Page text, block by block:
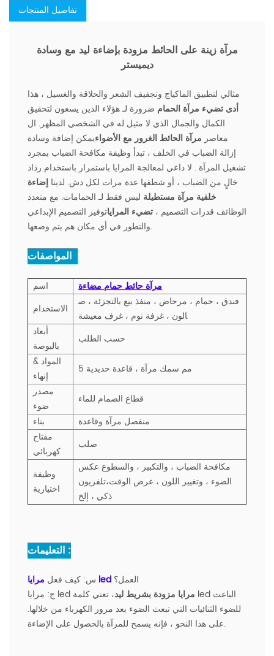
تفاصيل المنتجات
مرآة زينة على الحائط مزودة بإضاءة ليد مع وسادة
ديميستر
مثالي لتطبيق الماكياج وتجفيف الشعر والحلاقة والغسيل ، هذا
أدى تضيء مرآة الحمام ضرورة لـ هؤلاء الذين يسعون لتحقيق
الكمال والجمال الذي لا مثيل له في الشخصي المظهر. ال
معاصر مرآة الحائط الغرور مع الأضواءيمكن إضافة وسادة
إزالة الضباب في الخلف ، تبدأ وظيفة مكافحة الضباب بمجرد
تشغيل المرآة . لا داعي لمعالجة المرايا باستمرار باستخدام رذاذ
خالٍ من الضباب ، أو شطفها عدة مرات لكل دش. لدينا إضاءة
خلفية مرآة مستطيلة ليس فقط لـ الحمامات. مع متعدد
الوظائف قدرات التصميم ، تضيء المراياتوفير التصميم الإبداعي
والتطور في أي مكان هم يتم وضعها.
اسم
مرآة حائط حمام مضاءة
الاستخدام
فندق ، حمام ، مرحاض ، منفذ بيع بالتجزئة ، ص
الون ، غرفة نوم ، غرف معيشة
أبعاد
بالبوصة
حسب الطلب
المواد &
إنهاء
5 مم سمك مرآة ، قاعدة حديدية
مصدر
ضوء
قطاع الصمام للماء
بناء
منفصل مرآة وقاعدة
مفتاح
كهربائي
صلب
وظيفة
اختيارية
مكافحة الضباب ، والتكبير ، والسطوع عكس
الضوء ، وتغيير اللون ، عرض الوقت،تلفزيون
ذكي ، إلخ
التعليمات :
س: كيف فعل مرايا led العمل؟
ج: مرايا led مرايا مزودة بشريط ليد، تعني كلمة led الباعث
للضوء الثنائيات التي تبعث الضوء بعد مرور الكهرباء من خلالها.
على هذا النحو ، فإنه يسمح للمرآة بالحصول على الإضاءة.